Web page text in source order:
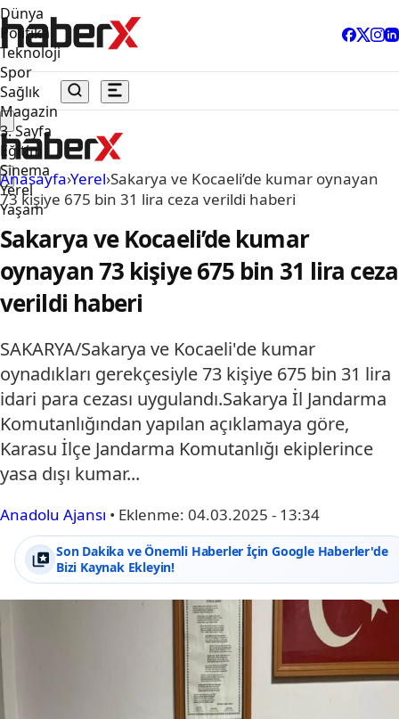
Dünya
Politika
Teknoloji
Spor
Sağlık
Magazin
3. Sayfa
Eğitim
Sinema
Yerel
Yaşam
Anasayfa›Yerel›Sakarya ve Kocaeli’de kumar oynayan
73 kişiye 675 bin 31 lira ceza verildi haberi
Sakarya ve Kocaeli’de kumar
oynayan 73 kişiye 675 bin 31 lira ceza
verildi haberi
SAKARYA/Sakarya ve Kocaeli'de kumar
oynadıkları gerekçesiyle 73 kişiye 675 bin 31 lira
idari para cezası uygulandı.Sakarya İl Jandarma
Komutanlığından yapılan açıklamaya göre,
Karasu İlçe Jandarma Komutanlığı ekiplerince
yasa dışı kumar...
Anadolu Ajansı • Eklenme: 04.03.2025 - 13:34
Son Dakika ve Önemli Haberler İçin Google Haberler'de
Bizi Kaynak Ekleyin!